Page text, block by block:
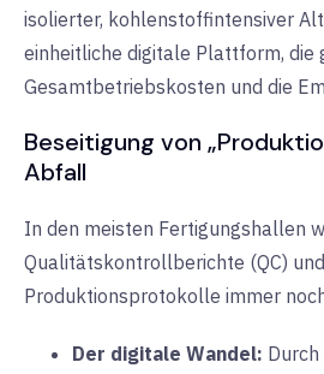
isolierter, kohlenstoffintensiver
einheitliche digitale Plattform, die
Gesamtbetriebskosten und die
Beseitigung von
Abfall
In den meisten Fertigungshallen
Qualitätskontrollberichte (QC) und
Produktionsprotokolle immer
Der digitale Wandel: